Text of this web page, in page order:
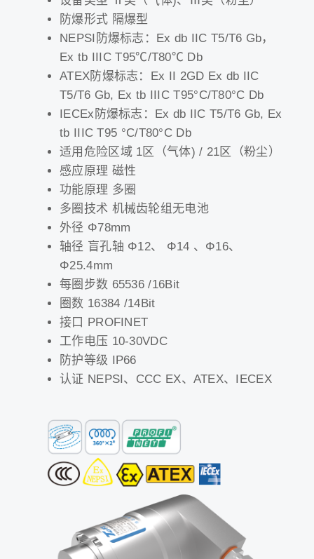
防爆形式 隔爆型
NEPSI防爆标志：Ex db IIC T5/T6 Gb，
Ex tb IIIC T95℃/T80℃ Db
ATEX防爆标志：Ex II 2GD Ex db IIC
T5/T6 Gb, Ex tb IIIC T95°C/T80°C Db
IECEx防爆标志：Ex db IIC T5/T6 Gb, Ex
tb IIIC T95 °C/T80°C Db
适用危险区域 1区（气体) / 21区（粉尘）
感应原理 磁性
功能原理 多圈
多圈技术 机械齿轮组无电池
外径 Φ78mm
轴径 盲孔轴 Φ12、 Φ14 、Φ16、
Φ25.4mm
每圈步数 65536 /16Bit
圈数 16384 /14Bit
接口 PROFINET
工作电压 10-30VDC
防护等级 IP66
认证 NEPSI、CCC EX、ATEX、IECEX